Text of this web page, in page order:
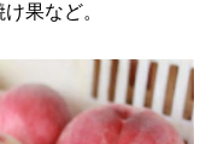
果など。